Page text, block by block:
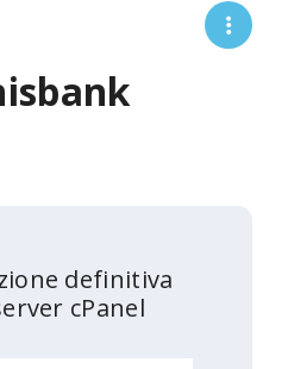
definitiva
cPanel